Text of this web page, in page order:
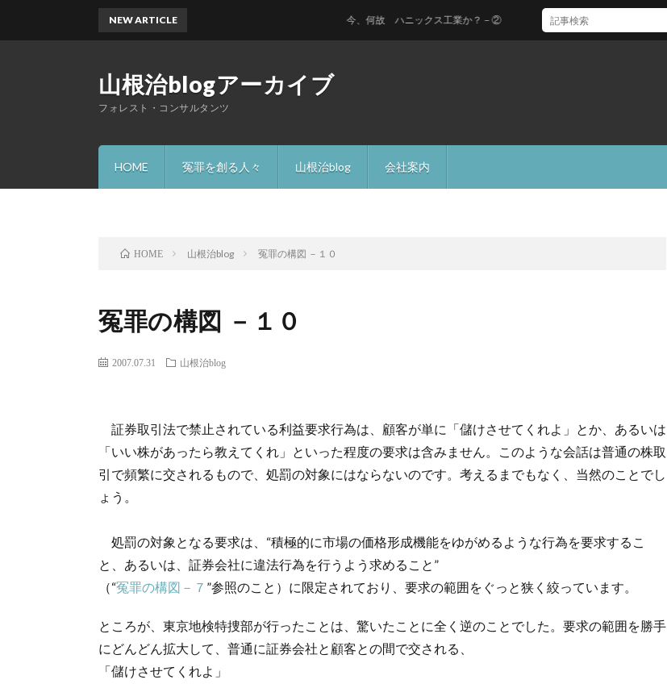
山根治blogアーカイブ
フォレスト・コンサルタンツ
HOME 冤罪を創る人々 山根治blog 会社案内
NEW ARTICLE 今、何故 ハニックス工業か？－②
HOME 山根治blog 冤罪の構図 －１０
冤罪の構図 －１０
2007.07.31 山根治blog
証券取引法で禁止されている利益要求行為は、顧客が単に「儲けさせてくれよ」とか、あるいは
「いい株があったら教えてくれ」といった程度の要求は含みません。このような会話は普通の株取
引で頻繁に交されるもので、処罰の対象にはならないのです。考えるまでもなく、当然のことでし
ょう。
処罰の対象となる要求は、“積極的に市場の価格形成機能をゆがめるような行為を要求するこ
と、あるいは、証券会社に違法行為を行うよう求めること”
（“冤罪の構図－７ ”参照のこと）に限定されており、要求の範囲をぐっと狭く絞っています。
ところが、東京地検特捜部が行ったことは、驚いたことに全く逆のことでした。要求の範囲を勝手
にどんどん拡大して、普通に証券会社と顧客との間で交される、
「儲けさせてくれよ」